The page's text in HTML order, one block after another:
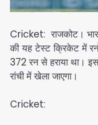
Cricket: राजकोट।
की यह टेस्ट क्रिकेट में
372 रन से हराया था।
रांची में खेला जाएगा।
Cricket: